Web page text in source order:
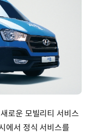
로운 모빌리티 서비스
에서 정식 서비스를